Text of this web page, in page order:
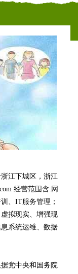
江下城区，浙江
经营范围含:网
、IT服务管理；
拟现实、增强现
系统运维、数据
党中央和国务院